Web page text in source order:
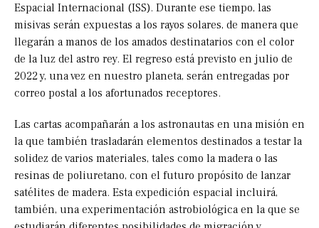
Espacial Internacional (ISS). Durante ese tiempo, las
misivas serán expuestas a los rayos solares, de manera que
llegarán a manos de los amados destinatarios con el color
de la luz del astro rey. El regreso está previsto en julio de
2022 y, una vez en nuestro planeta, serán entregadas por
correo postal a los afortunados receptores.
Las cartas acompañarán a los astronautas en una misión en
la que también trasladarán elementos destinados a testar la
solidez de varios materiales, tales como la madera o las
resinas de poliuretano, con el futuro propósito de lanzar
satélites de madera. Esta expedición espacial incluirá,
también, una experimentación astrobiológica en la que se